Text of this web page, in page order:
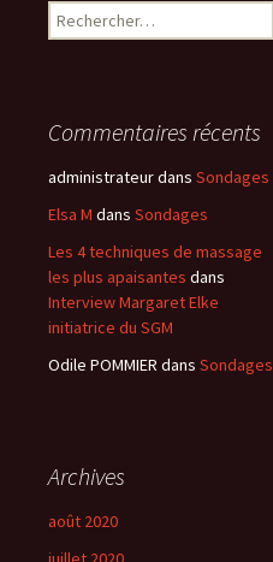
Rechercher :
Commentaires récents
administrateurdans Sondages
Elsa M dans Sondages
Les 4 techniques de massage
les plus apaisantes dans
Interview Margaret Elke
initiatrice du SGM
Odile POMMIER dans Sondages
Archives
août 2020